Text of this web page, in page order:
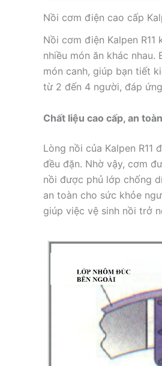
Nồi cơm điện cao cấp
Nồi cơm điện Kalpen
nhiều món ăn khác
món canh, giúp bạn tiết
từ 2 đến 4 người, đáp
Chất liệu cao cấp, an
Lòng nồi của Kalpen
đều đặn. Nhờ vậy, cơm
nồi được phủ lớp chống
an toàn cho sức khỏe
giúp việc vệ sinh nồi trở